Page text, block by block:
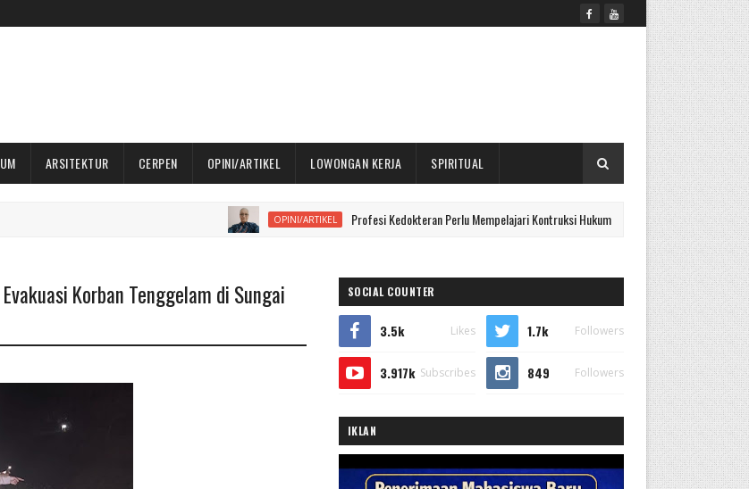
ARSITEKTUR CERPEN OPINI/ARTIKEL LOWONGAN KERJA SPIRITUAL
OPINI/ARTIKEL Profesi Kedokteran Perlu Mempelajari Kontruksi Hukum OPINI/ARTIKEL
Korban Tenggelam di Sungai
SOCIAL COUNTER
3.5k Likes 1.7k Followers
3.917k Subscribes 849 Followers
IKLAN